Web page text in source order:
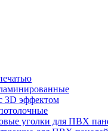
3D эффектом
уголки для ПВХ